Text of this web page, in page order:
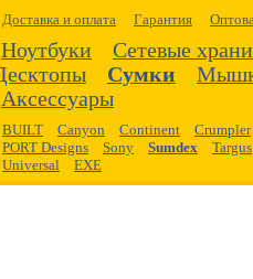
Доставка и оплата Гарантия
Ноутбуки
Сетевые
Сумки
Аксессуары
BUILT Canyon Continent
Сrumpler
PORT Designs
Sony Sumdex
Targus
Universal
EXE